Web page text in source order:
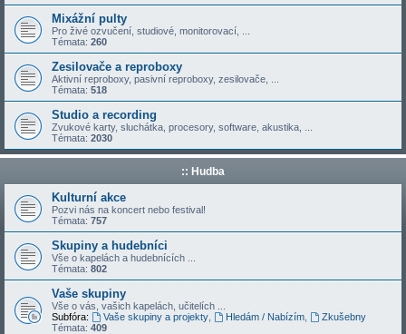
Mixážní pulty
Pro živé ozvučení, studiové, monitorovací, ...
Témata: 260
Zesilovače a reproboxy
Aktivní reproboxy, pasivní reproboxy, zesilovače, ...
Témata: 518
Studio a recording
Zvukové karty, sluchátka, procesory, software, akustika, ...
Témata: 2030
:: Hudba
Kulturní akce
Pozvi nás na koncert nebo festival!
Témata: 757
Skupiny a hudebníci
Vše o kapelách a hudebnících ...
Témata: 802
Vaše skupiny
Vše o vás, vašich kapelách, učitelích ...
Subfóra:
Vaše skupiny a projekty, Hledám / Nabízím,
Zkušebny
Témata: 409